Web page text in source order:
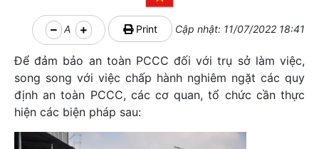
A Print Cập nhật: 11/07/2022 18:41
Để đảm bảo an toàn PCCC đối với trụ sở làm việc,
song song với việc chấp hành nghiêm ngặt các quy
định an toàn PCCC, các cơ quan, tổ chức cần thực
hiện các biện pháp sau: